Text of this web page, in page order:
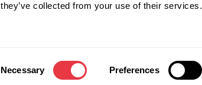
they’ve collected from your use of their services.
Necessary Preferences